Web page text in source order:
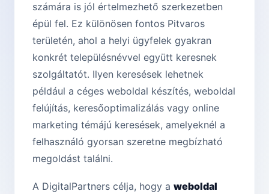
számára is jól értelmezhető szerkezetben
épül fel. Ez különösen fontos Pitvaros
területén, ahol a helyi ügyfelek gyakran
konkrét településnévvel együtt keresnek
szolgáltatót. Ilyen keresések lehetnek
például a céges weboldal készítés, weboldal
felújítás, keresőoptimalizálás vagy online
marketing témájú keresések, amelyeknél a
felhasználó gyorsan szeretne megbízható
megoldást találni.
A DigitalPartners célja, hogy a weboldal